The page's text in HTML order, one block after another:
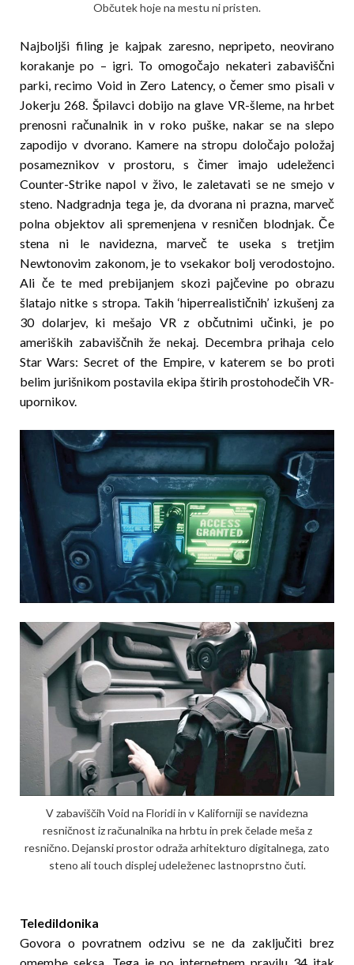
Občutek hoje na mestu ni pristen.
Najboljši filing je kajpak zaresno, nepripeto, neovirano
korakanje po – igri. To omogočajo nekateri zabaviščni
parki, recimo Void in Zero Latency, o čemer smo pisali v
Jokerju 268. Špilavci dobijo na glave VR-šleme, na hrbet
prenosni računalnik in v roko puške, nakar se na slepo
zapodijo v dvorano. Kamere na stropu določajo položaj
posameznikov v prostoru, s čimer imajo udeleženci
Counter-Strike napol v živo, le zaletavati se ne smejo v
steno. Nadgradnja tega je, da dvorana ni prazna, marveč
polna objektov ali spremenjena v resničen blodnjak. Če
stena ni le navidezna, marveč te useka s tretjim
Newtonovim zakonom, je to vsekakor bolj verodostojno.
Ali če te med prebijanjem skozi pajčevine po obrazu
šlatajo nitke s stropa. Takih ‘hiperrealističnih’ izkušenj za
30 dolarjev, ki mešajo VR z občutnimi učinki, je po
ameriških zabaviščnih že nekaj. Decembra prihaja celo
Star Wars: Secret of the Empire, v katerem se bo proti
belim jurišnikom postavila ekipa štirih prostohodečih VR-
upornikov.
V zabaviščih Void na Floridi in v Kaliforniji se navidezna
resničnost iz raču­nalnika na hrbtu in prek čelade meša z
resnično. Dejanski prostor odraža arhitekturo digitalnega, zato
steno ali touch displej udeleženec lastnoprstno čuti.
Teledildonika
Govora o povratnem odzivu se ne da zaključiti brez